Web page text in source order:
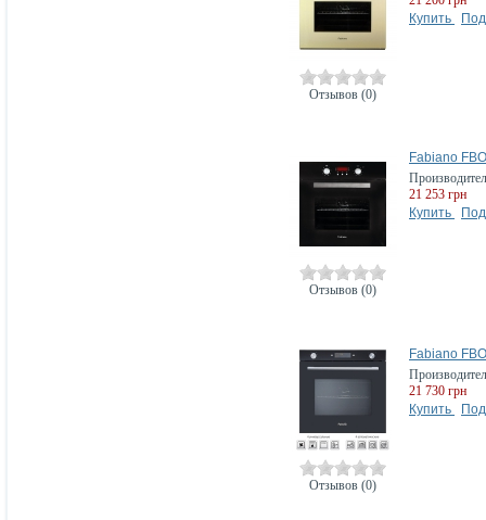
Отзывов (0)
Купить
Отзывов (0)
Fabiano
21 253 грн
Купить
Отзывов (0)
Fabiano
21 730 грн
Купить